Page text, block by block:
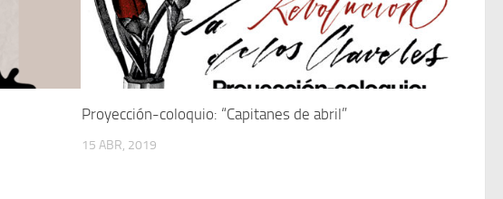
Proyección-coloquio: “Capitanes de abril”
15 ABR, 2019